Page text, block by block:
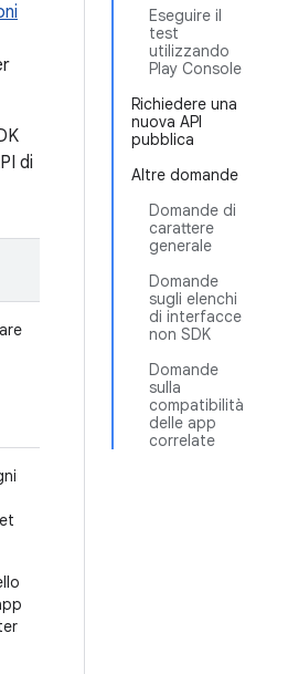
Eseguire il
test
utilizzando
Play Console
Richiedere una
nuova API
pubblica
Altre domande
Domande di
carattere
generale
Domande
sugli elenchi
di interfacce
non SDK
Domande
sulla
compatibilità
delle app
correlate
di